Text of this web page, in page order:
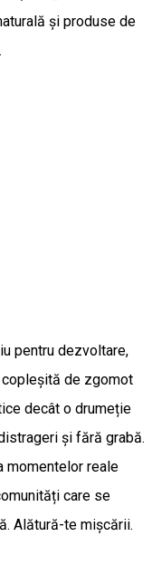
și produse de
pentru dezvoltare,
de zgomot
decât o drumeție
și fără grabă.
momentelor reale
care se
Alătură-te mișcării.